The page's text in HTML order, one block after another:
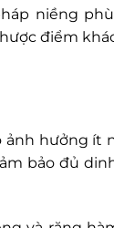
niềng
điểm
hưởng ít
bảo đủ